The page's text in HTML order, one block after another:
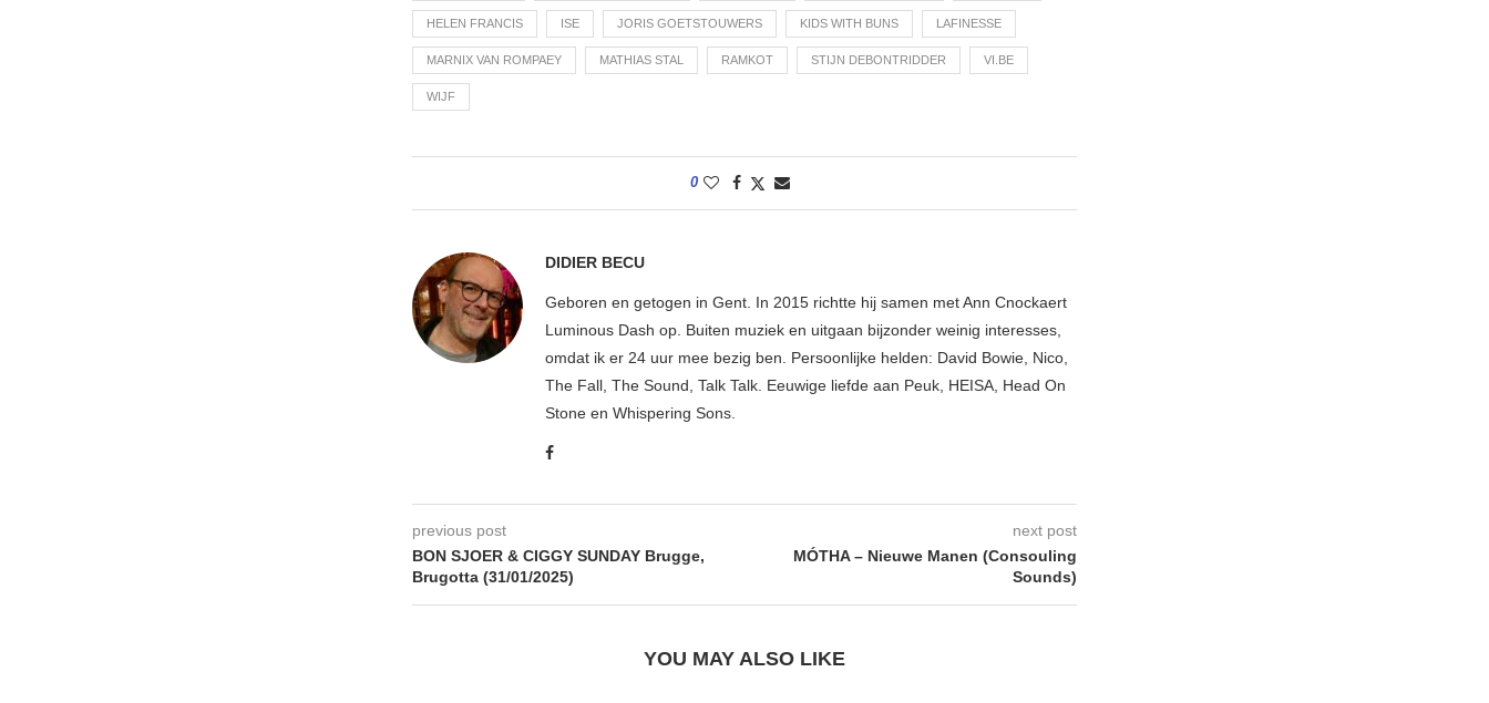
HELEN FRANCIS ISE JORIS GOETSTOUWERS KIDS WITH BUNS LAFINESSE
MARNIX VAN ROMPAEY MATHIAS STAL RAMKOT STIJN DEBONTRIDDER VI.BE
WIJF
0
DIDIER BECU
Geboren en getogen in Gent. In 2015 richtte hij samen met Ann Cnockaert
Luminous Dash op. Buiten muziek en uitgaan bijzonder weinig interesses,
omdat ik er 24 uur mee bezig ben. Persoonlijke helden: David Bowie, Nico,
The Fall, The Sound, Talk Talk. Eeuwige liefde aan Peuk, HEISA, Head On
Stone en Whispering Sons.
previous post
BON SJOER & CIGGY SUNDAY Brugge,
Brugotta (31/01/2025)
next post
MÓTHA – Nieuwe Manen (Consouling
Sounds)
YOU MAY ALSO LIKE